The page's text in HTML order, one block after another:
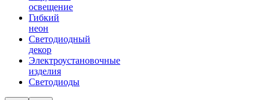
освещение
Гибкий
неон
Светодиодный
декор
Электроустановочные
изделия
Светодиоды